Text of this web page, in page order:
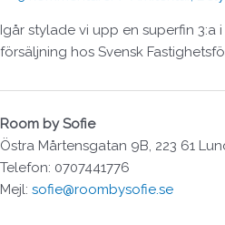
Igår stylade vi upp en superfin
försäljning hos Svensk
Room by Sofie
Östra Mårtensgatan 9B, 223 61
Telefon: 0707441776
Mejl: sofie@roombysofie.se